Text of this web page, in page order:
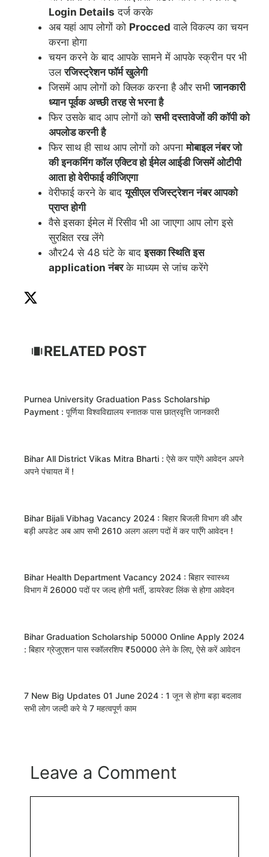
Login Details दर्ज करके
अब यहां आप लोगों को Procced वाले विकल्प का चयन
करना होगा
चयन करने के बाद आपके सामने में आपके स्क्रीन पर भी
उलरजिस्ट्रेशन फॉर्म खुलेगी
जिसमें आप लोगों को क्लिक करना है और सभीजानकारी
ध्यान पूर्वक अच्छी तरह से भरना है
फिर उसके बाद आप लोगों कोसभी दस्तावेजों की कॉपी को
अपलोड करनी है
फिर साथ ही साथ आप लोगों को अपनामोबाइल नंबर जो
की इनकमिंग कॉल एक्टिव हो ईमेल आईडी जिसमें ओटीपी
आता हो वेरीफाई कीजिएगा
वेरीफाई करने के बादयूसीएल रजिस्ट्रेशन नंबर आपको
प्राप्त होगी
वैसे इसका ईमेल में रिसीव भी आ जाएगा आप लोग इसे
सुरक्षित रख लेंगे
और24 से 48 घंटे के बादइसका स्थिति इस
application नंबरके माध्यम से जांच करेंगे
RELATED POST
Purnea University Graduation Pass Scholarship
Payment : पूर्णिया विश्वविद्यालय स्नातक पास छात्रवृत्ति जानकारी
Bihar All District Vikas Mitra Bharti : ऐसे कर पाऐंगे आवेदन अपने
अपने पंचायत में !
Bihar Bijali Vibhag Vacancy 2024 : बिहार बिजली विभाग की और
बड़ी अपडेट अब आप सभी 2610 अलग अलग पदों में कर पाएँगे आवेदन !
Bihar Health Department Vacancy 2024 : बिहार स्वास्थ्य
विभाग में 26000 पदों पर जल्द होगी भर्ती, डायरेक्ट लिंक से होगा आवेदन
Bihar Graduation Scholarship 50000 Online Apply 2024
: बिहार ग्रेजुएशन पास स्कॉलरशिप ₹50000 लेने के लिए, ऐसे करें आवेदन
7 New Big Updates 01 June 2024 : 1 जून से होगा बड़ा बदलाव
सभी लोग जल्दी करे ये 7 महत्वपूर्ण काम
Leave a Comment